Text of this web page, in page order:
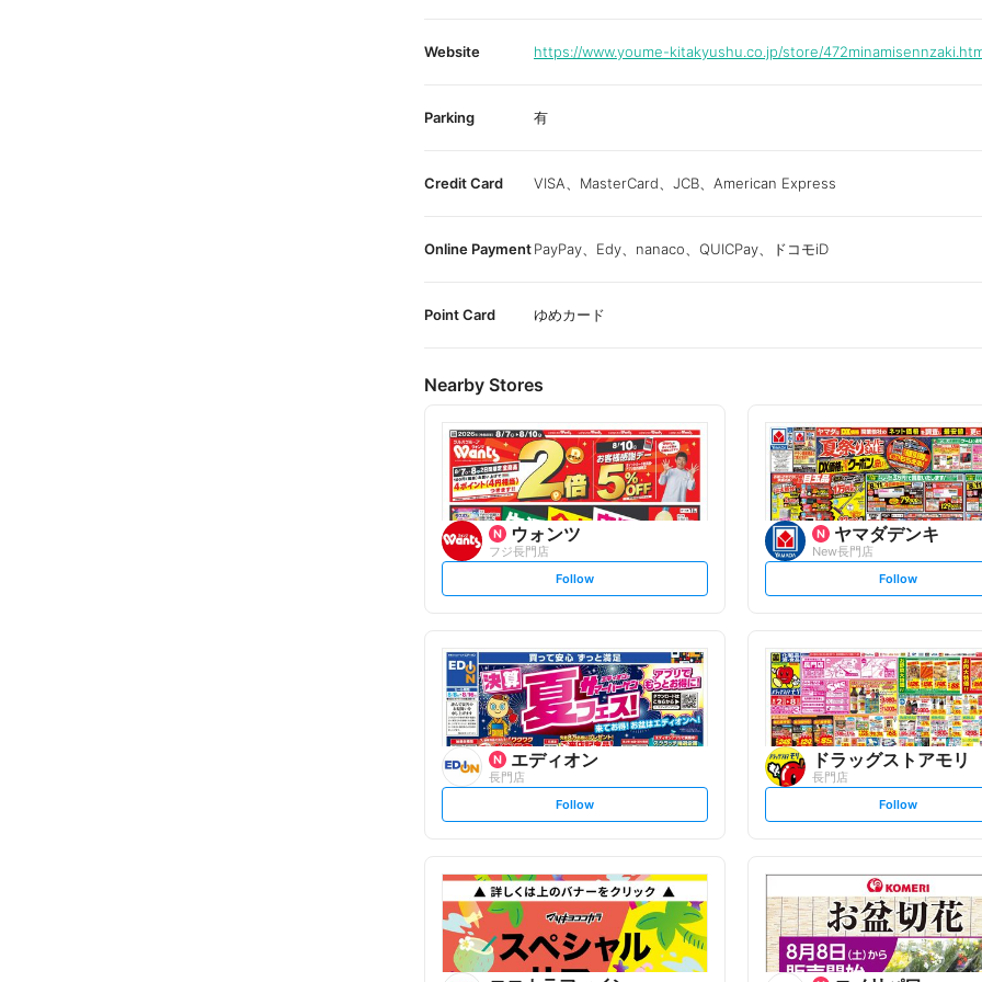
Website https://www.youme-kitakyushu.co.jp/store/
Parking 有
Credit Card VISA、MasterCard、JCB、American Express
Online PaymentPayPay、Edy、nanaco、QUICPay、ドコモiD
Point Card ゆめカード
Nearby Stores
ウォンツ
フジ長門店
s
t
l
o
w
Follow
ヤマダデンキ
New長門店
s
t
l
o
w
Follow
エディオン
長門店
s
t
l
o
w
Follow
ドラッグストアモリ
長門店
s
t
l
o
w
Follow